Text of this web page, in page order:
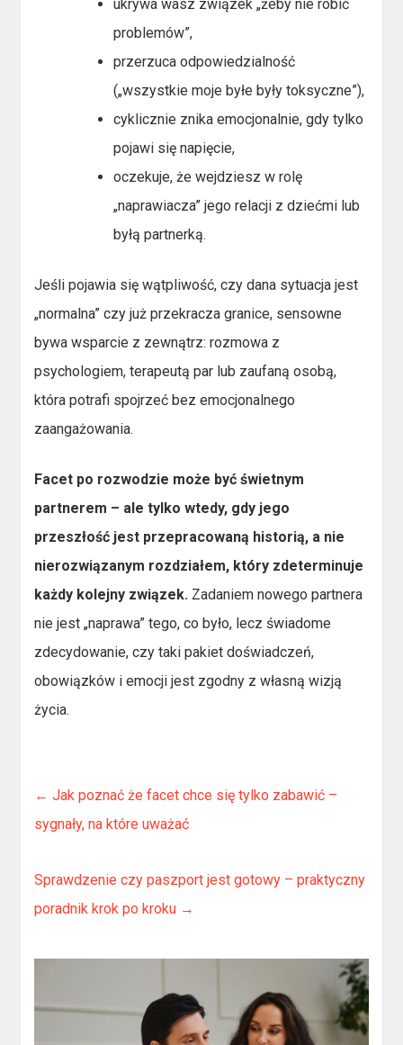
ukrywa wasz związek „żeby nie robić
problemów”,
przerzuca odpowiedzialność
(„wszystkie moje byłe były toksyczne”),
cyklicznie znika emocjonalnie, gdy tylko
pojawi się napięcie,
oczekuje, że wejdziesz w rolę
„naprawiacza” jego relacji z dziećmi lub
byłą partnerką.
Jeśli pojawia się wątpliwość, czy dana sytuacja jest
„normalna” czy już przekracza granice, sensowne
bywa wsparcie z zewnątrz: rozmowa z
psychologiem, terapeutą par lub zaufaną osobą,
która potrafi spojrzeć bez emocjonalnego
zaangażowania.
Facet po rozwodzie może być świetnym
partnerem – ale tylko wtedy, gdy jego
przeszłość jest przepracowaną historią, a nie
nierozwiązanym rozdziałem, który zdeterminuje
każdy kolejny związek. Zadaniem nowego partnera
nie jest „naprawa” tego, co było, lecz świadome
zdecydowanie, czy taki pakiet doświadczeń,
obowiązków i emocji jest zgodny z własną wizją
życia.
← Jak poznać że facet chce się tylko zabawić –
sygnały, na które uważać
Sprawdzenie czy paszport jest gotowy – praktyczny
poradnik krok po kroku →